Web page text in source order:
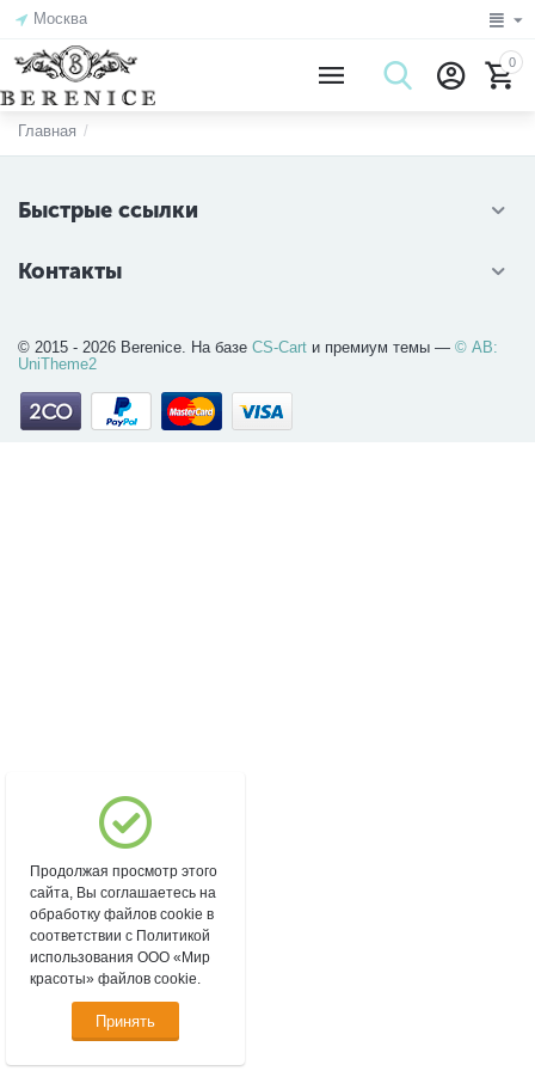
Москва
0
Главная /
Быстрые ссылки
Контакты
© 2015 - 2026 Berenice. На базеCS-Cart и премиум темы —© AB:
UniTheme2
Продолжая просмотр этого
сайта, Вы соглашаетесь на
обработку файлов cookie в
соответствии с Политикой
использования ООО «Мир
красоты» файлов cookie.
Принять